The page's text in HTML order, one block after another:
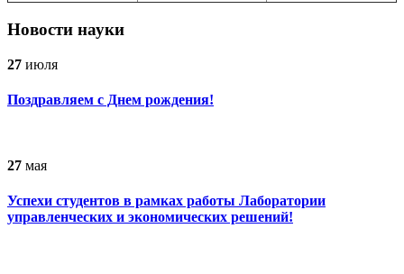
Новости науки
27 июля
Поздравляем с Днем рождения!
27 мая
Успехи студентов в рамках работы Лаборатории
управленческих и экономических решений!